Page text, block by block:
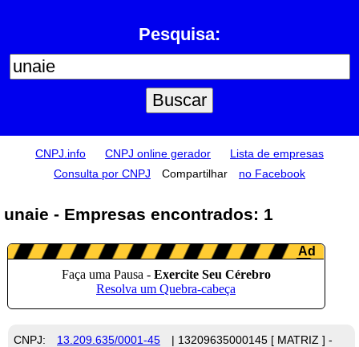
Pesquisa:
CNPJ.info CNPJ online gerador
Lista de empresas
Consulta por CNPJ
Compartilhar no Facebook
unaie - Empresas encontrados: 1
CNPJ: 13.209.635/0001-45
| 13209635000145 [ MATRIZ ] -